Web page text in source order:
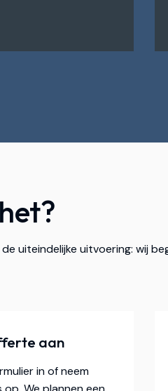
uiteindelijke uitvoering: wij
aan
in of neem